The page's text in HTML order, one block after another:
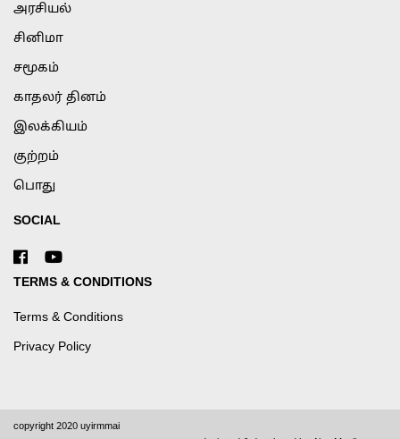
அரசியல்
சினிமா
சமூகம்
காதலர் தினம்
இலக்கியம்
குற்றம்
பொது
SOCIAL
TERMS & CONDITIONS
Terms & Conditions
Privacy Policy
copyright 2020 uyirmmai